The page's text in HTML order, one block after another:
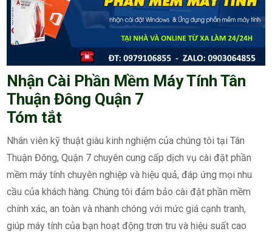
Nhận Cài Phần Mềm Máy Tính Tân
Thuận Đông Quận 7
Tóm tắt
Nhân viên kỹ thuật giàu kinh nghiệm của chúng tôi tại Tân
Thuận Đông, Quận 7 chuyên cung cấp dịch vụ cài đặt phần
mềm máy tính chuyên nghiệp và hiệu quả, đáp ứng mọi nhu
cầu của khách hàng. Chúng tôi đảm bảo cài đặt phần mềm
chính xác, an toàn và nhanh chóng với mức giá cạnh tranh,
giúp máy tính của bạn hoạt động trơn tru và hiệu suất cao